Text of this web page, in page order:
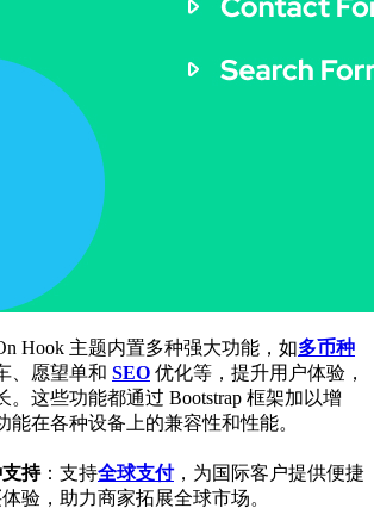
Hook 主题内置多种强大功能，如多币种
、愿望单和 SEO 优化等，提升用户体验，
。这些功能都通过 Bootstrap 框架加以增
能在各种设备上的兼容性和性能。
持：支持全球支付，为国际客户提供便捷
验，助力商家拓展全球市场。